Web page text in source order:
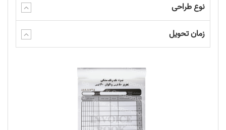
نوع طراحی
زمان تحویل